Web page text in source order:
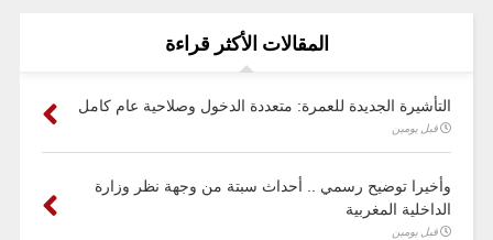
المقالات الأكثر قراءة
التأشيرة الجديدة للعمرة: متعددة الدخول وصلاحية عام كامل
قبل يومين
وأخيرا توضيح رسمي .. أحداث سبتة من وجهة نظر وزارة
الداخلية المغربية
قبل يومين